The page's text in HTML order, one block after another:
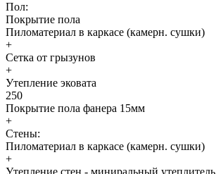
Пол:
Покрытие пола
Пиломатериал в каркасе (камерн. сушки)
+
Сетка от грызунов
+
Утепление эковата
250
Покрытие пола фанера 15мм
+
Стены:
Пиломатериал в каркасе (камерн. сушки)
+